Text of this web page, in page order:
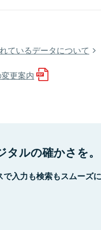
ているデータについて
更案内
タルの確かさを。
で入力も検索もスムーズ